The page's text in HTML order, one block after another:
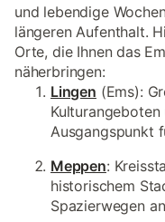
und lebendige
längeren Aufenthalt.
Orte, die Ihnen das
näherbringen:
Lingen (Ems):
Ausgangspunkt
Meppen:
historischem
Spazierwegen